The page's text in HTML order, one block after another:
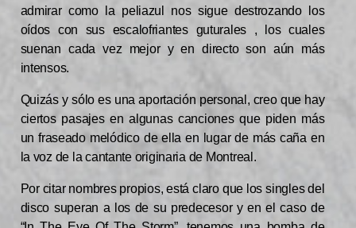
admirar como la peliazul nos sigue destrozando los
oídos con sus escalofriantes guturales , los cuales
suenan cada vez mejor y en directo son aún más
intensos.
Quizás y sólo es una aportación personal, creo que hay
ciertos pasajes en algunas canciones que piden más
un fraseado melódico de ella en lugar de más caña en
la voz de la cantante originaria de Montreal.
Por citar nombres propios, está claro que los singles del
disco superan a los de su predecesor y en el caso de